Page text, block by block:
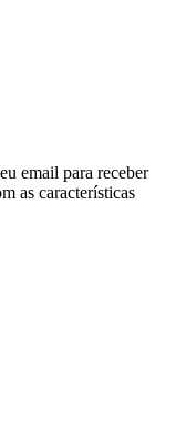
email para receber
as características